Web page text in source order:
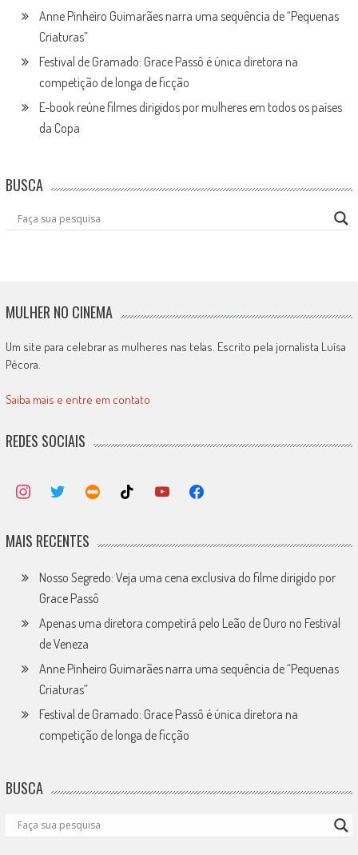
Anne Pinheiro Guimarães narra uma sequência de “Pequenas
Criaturas”
Festival de Gramado: Grace Passô é única diretora na
competição de longa de ficção
E-book reúne filmes dirigidos por mulheres em todos os países
da Copa
BUSCA
MULHER NO CINEMA
Um site para celebrar as mulheres nas telas. Escrito pela jornalista Luísa
Pécora.
Saiba mais e entre em contato
REDES SOCIAIS
MAIS RECENTES
Nosso Segredo: Veja uma cena exclusiva do filme dirigido por
Grace Passô
Apenas uma diretora competirá pelo Leão de Ouro no Festival
de Veneza
Anne Pinheiro Guimarães narra uma sequência de “Pequenas
Criaturas”
Festival de Gramado: Grace Passô é única diretora na
competição de longa de ficção
BUSCA